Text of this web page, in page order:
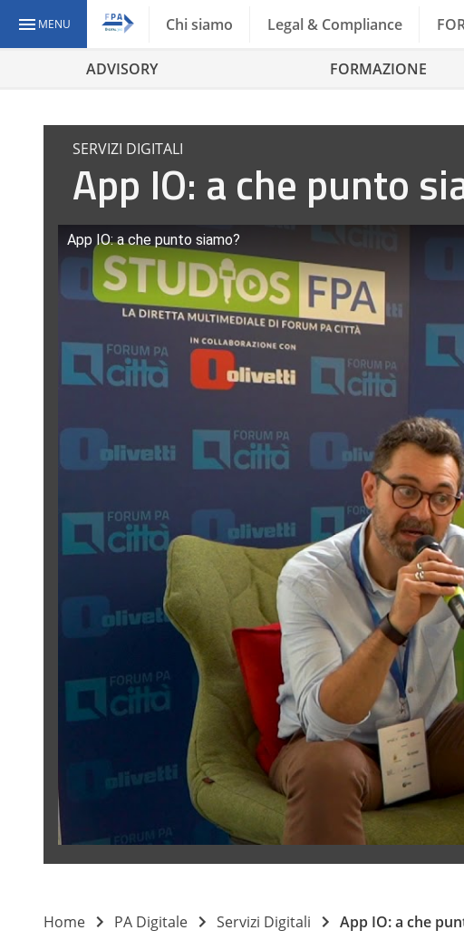
MENU Chi siamo Legal & Compliance
ADVISORY FORMAZIONE
SERVIZI DIGITALI
App IO: a che punto
App IO: a che punto siamo?
Home PA Digitale Servizi Digitali App IO: a che